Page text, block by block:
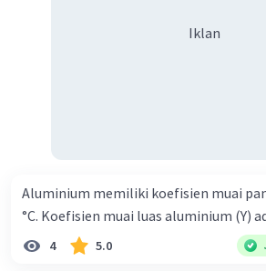
Iklan
Aluminium memiliki koefisien muai
°C. Koefisien muai luas aluminium (Y)
4 5.0